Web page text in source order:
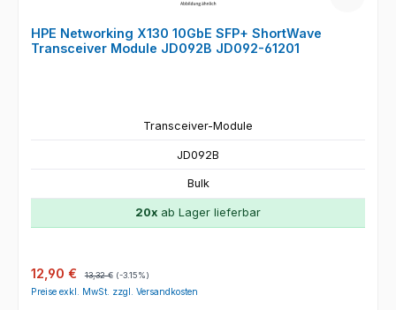
HPE Networking X130 10GbE SFP+ ShortWave
Transceiver Module JD092B JD092-61201
Transceiver-Module
JD092B
Bulk
20x ab Lager lieferbar
Verkaufspreis:
12,90 € Regulärer Preis:
13,32 € (-3.15%)
Preise exkl. MwSt. zzgl. Versandkosten